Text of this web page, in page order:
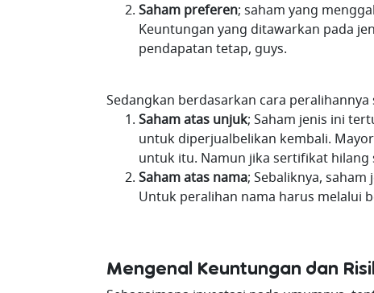
Saham preferen; saham yang
Keuntungan yang ditawarkan pada
pendapatan tetap, guys.
Sedangkan berdasarkan cara
Saham atas unjuk; Saham jenis ini
untuk diperjualbelikan kembali.
untuk itu. Namun jika sertifikat hilang
Saham atas nama; Sebaliknya,
Untuk peralihan nama harus melalui
Mengenal Keuntungan dan